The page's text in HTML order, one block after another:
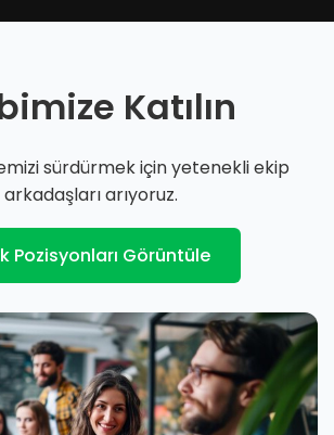
Katılın
sürdürmek için yetenekli ekip
arkadaşları arıyoruz.
Pozisyonları Görüntüle